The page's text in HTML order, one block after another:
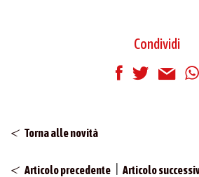
Condividi
Torna alle novità
Articolo precedente Articolo